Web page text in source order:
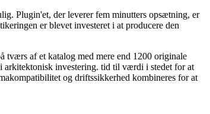
Plugin'et, der leverer fem minutters opsætning, er
er blevet investeret i at producere den
tværs af et katalog med mere end 1200 originale
arkitektonisk investering. tid til værdi i stedet for at
og driftssikkerhed kombineres for at